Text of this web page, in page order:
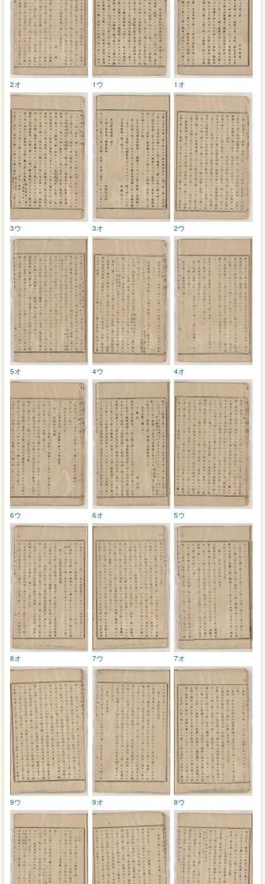
1オ
1ウ
2オ
2ウ
3オ
3ウ
4オ
4ウ
5オ
5ウ
6オ
6ウ
7オ
7ウ
8オ
8ウ
9オ
9ウ